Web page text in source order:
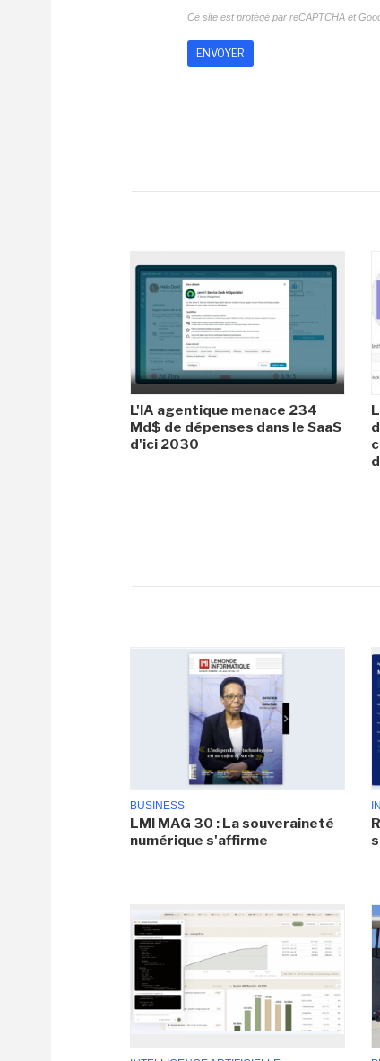
Ce site est protégé par reCAPTCHA et
L'IA agentique menace 234
Md$ de dépenses dans le SaaS
d'ici 2030
BUSINESS
LMI MAG 30 : La souveraineté
numérique s'affirme